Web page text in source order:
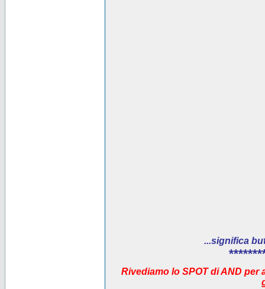
...significa
Rivediamo lo SPOT di AND